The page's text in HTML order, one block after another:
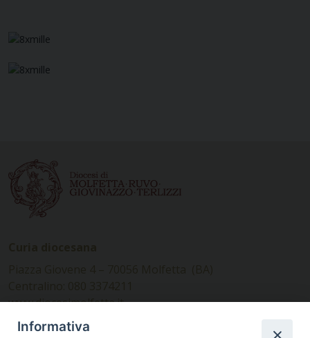
www.diocesimolfetta.it –
diocesimolfetta@pec.chiesacattolica.it
Informativa